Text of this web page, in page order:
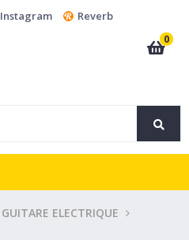
Instagram
Reverb
0
GUITARE ELECTRIQUE